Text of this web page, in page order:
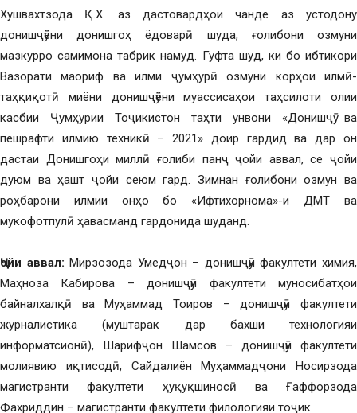
Хушвахтзода Қ.Х. аз дастовардҳои чанде аз устодону
донишҷӯёни донишгоҳ ёдоварӣ шуда, ғолибони озмуни
мазкурро самимона табрик намуд. Гуфта шуд, ки бо ибтикори
Вазорати маориф ва илми ҷумҳурӣ озмуни корҳои илмӣ-
таҳқиқотӣ миёни донишҷӯёни муассисаҳои таҳсилоти олии
касбии Ҷумҳурии Тоҷикистон таҳти унвони «Донишҷӯ ва
пешрафти илмию техникӣ – 2021» доир гардид ва дар он
дастаи Донишгоҳи миллӣ ғолиби панҷ ҷойи аввал, се ҷойи
дуюм ва ҳашт ҷойи сеюм гард. Зимнан ғолибони озмун ва
роҳбарони илмии онҳо бо «Ифтихорнома»-и ДМТ ва
мукофотпулӣ ҳавасманд гардонида шуданд.
Ҷойи аввал: Мирзозода Умедҷон – донишҷӯи факултети химия,
Маҳноза Кабирова – донишҷӯи факултети муносибатҳои
байналхалқӣ ва Муҳаммад Тоиров – донишҷӯи факултети
журналистика (муштарак дар бахши технологияи
информатсионӣ), Шарифҷон Шамсов – донишҷӯи факултети
молиявию иқтисодӣ, Сайдалиён Муҳаммадҷони Носирзода
магистранти факултети ҳуқуқшиносӣ ва Ғаффорзода
Фахриддин – магистранти факултети филологияи тоҷик.